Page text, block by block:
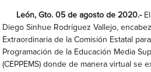
León, Gto. 05 de agosto de 2020.-El
Diego Sinhue Rodríguez Vallejo,
Extraordinaria de la Comisión Estatal
Programación de la Educación Media
(CEPPEMS) donde de manera virtual se